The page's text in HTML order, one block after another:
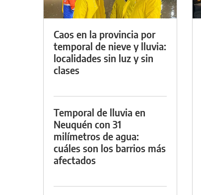
Caos en la provincia por
temporal de nieve y lluvia:
localidades sin luz y sin
clases
Temporal de lluvia en
Neuquén con 31
milímetros de agua:
cuáles son los barrios más
afectados